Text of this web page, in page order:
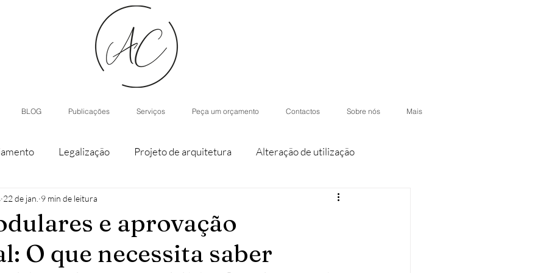
BLOG Publicações Serviços Peça um orçamento Contactos Sobre nós Mais
Legalização Projeto de arquitetura Alteração de utilização
de parcela Condomínios
Casas modulares Inteligência Artificial Hotéis
e aprovação
O que necessita saber
22 de jan. 9 min de leitura